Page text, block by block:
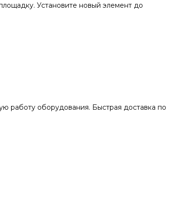
Установите новый элемент до
работу оборудования. Быстрая доставка по